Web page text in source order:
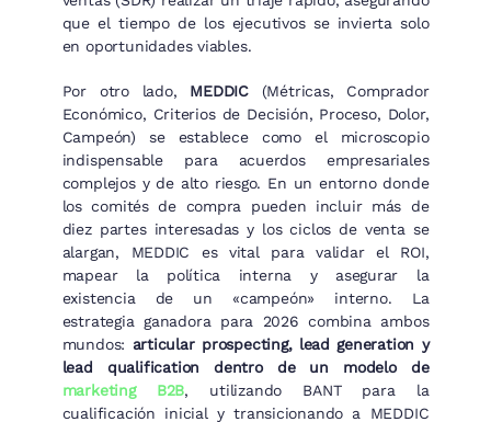
que el tiempo de los ejecutivos se invierta solo
en oportunidades viables.
Por otro lado, MEDDIC(Métricas, Comprador
Económico, Criterios de Decisión, Proceso, Dolor,
Campeón) se establece como el microscopio
indispensable para acuerdos empresariales
complejos y de alto riesgo. En un entorno donde
los comités de compra pueden incluir más de
diez partes interesadas y los ciclos de venta se
alargan, MEDDIC es vital para validar el ROI,
mapear la política interna y asegurar la
existencia de un «campeón» interno. La
estrategia ganadora para 2026 combina ambos
mundos: articular prospecting, lead generation y
lead qualification dentro de un modelo de
marketing B2B, utilizando BANT para la
cualificación inicial y transicionando a MEDDIC